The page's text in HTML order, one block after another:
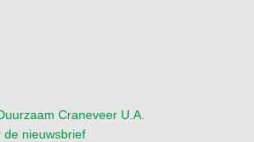
Craneveer U.A.
de nieuwsbrief